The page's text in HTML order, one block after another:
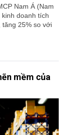
Nam Á (Nam
kinh doanh tích
25% so với
mềm của